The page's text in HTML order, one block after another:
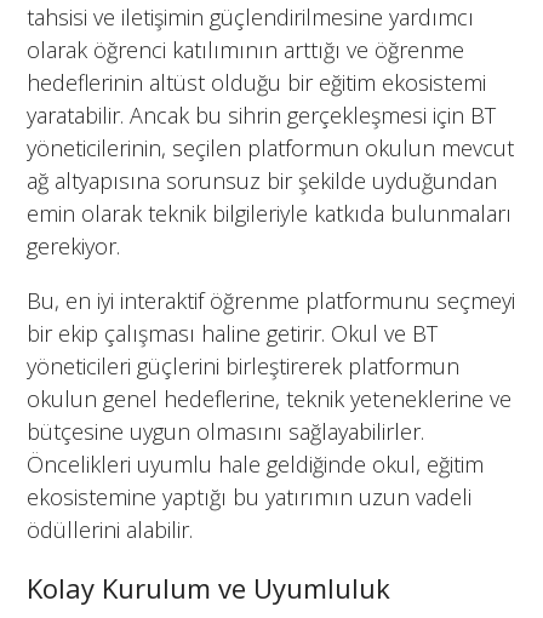
tahsisi ve iletişimin güçlendirilmesine yardımcı
olarak öğrenci katılımının arttığı ve öğrenme
hedeflerinin altüst olduğu bir eğitim ekosistemi
yaratabilir. Ancak bu sihrin gerçekleşmesi için BT
yöneticilerinin, seçilen platformun okulun mevcut
ağ altyapısına sorunsuz bir şekilde uyduğundan
emin olarak teknik bilgileriyle katkıda bulunmaları
gerekiyor.
Bu, en iyi interaktif öğrenme platformunu seçmeyi
bir ekip çalışması haline getirir. Okul ve BT
yöneticileri güçlerini birleştirerek platformun
okulun genel hedeflerine, teknik yeteneklerine ve
bütçesine uygun olmasını sağlayabilirler.
Öncelikleri uyumlu hale geldiğinde okul, eğitim
ekosistemine yaptığı bu yatırımın uzun vadeli
ödüllerini alabilir.
Kolay Kurulum ve Uyumluluk